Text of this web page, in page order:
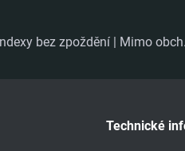
bez zpoždění | Mimo
Technické